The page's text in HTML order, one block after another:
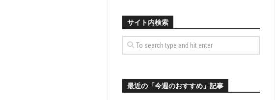
サイト内検索
最近の「今週のおすすめ」記事